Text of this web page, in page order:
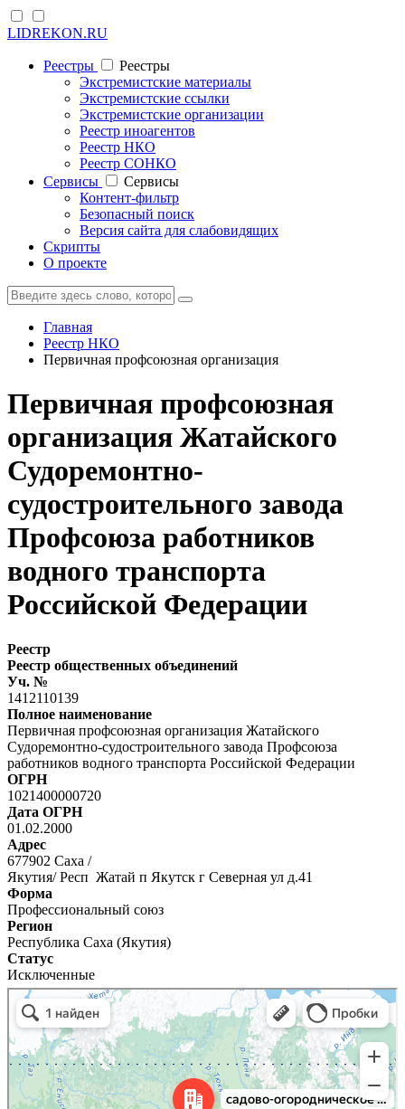
LIDREKON.RU
Реестры
Реестры
Экстремистские материалы
Экстремистские ссылки
Экстремистские организации
Реестр иноагентов
Реестр НКО
Реестр СОНКО
Cервисы
Cервисы
Контент-фильтр
Безопасный поиск
Версия сайта для слабовидящих
Скрипты
О проекте
Главная
Реестр НКО
Первичная профсоюзная организация
Первичная профсоюзная
организация Жатайского
Судоремонтно-
судостроительного завода
Профсоюза работников
водного транспорта
Российской Федерации
Реестр
Реестр общественных объединений
Уч. №
1412110139
Полное наименование
Первичная профсоюзная организация Жатайского
Судоремонтно-судостроительного завода Профсоюза
работников водного транспорта Российской Федерации
ОГРН
1021400000720
Дата ОГРН
01.02.2000
Адрес
677902 Саха /
Якутия/ Респ Жатай п Якутск г Северная ул д.41
Форма
Профессиональный союз
Регион
Республика Саха (Якутия)
Статус
Исключенные